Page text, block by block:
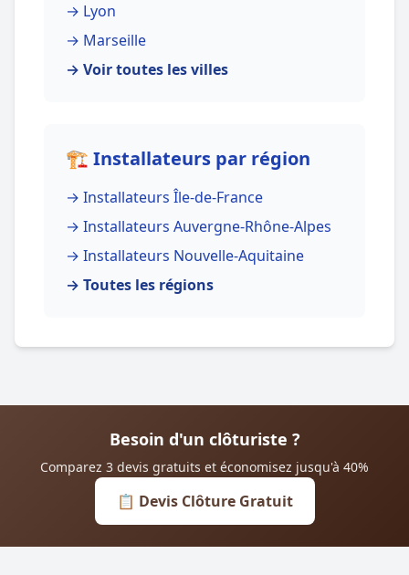
→ Lyon
→ Marseille
→ Voir toutes les villes
🏗️ Installateurs par région
→ Installateurs Île-de-France
→ Installateurs Auvergne-Rhône-Alpes
→ Installateurs Nouvelle-Aquitaine
→ Toutes les régions
Besoin d'un clôturiste ?
Comparez 3 devis gratuits et économisez jusqu'à 40%
📋 Devis Clôture Gratuit